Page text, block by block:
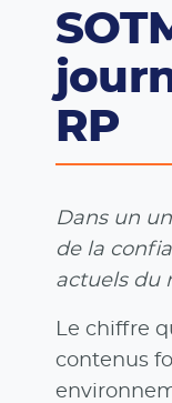
RP
Dans un
de la
actuels du
Le chiffre
contenus